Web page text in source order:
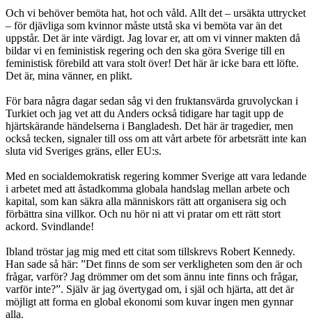
Och vi behöver bemöta hat, hot och våld. Allt det – ursäkta uttrycket
– för djävliga som kvinnor måste utstå ska vi bemöta var än det
uppstår. Det är inte värdigt. Jag lovar er, att om vi vinner makten då
bildar vi en feministisk regering och den ska göra Sverige till en
feministisk förebild att vara stolt över! Det här är icke bara ett löfte.
Det är, mina vänner, en plikt.
För bara några dagar sedan såg vi den fruktansvärda gruvolyckan i
Turkiet och jag vet att du Anders också tidigare har tagit upp de
hjärtskärande händelserna i Bangladesh. Det här är tragedier, men
också tecken, signaler till oss om att vårt arbete för arbetsrätt inte kan
sluta vid Sveriges gräns, eller EU:s.
Med en socialdemokratisk regering kommer Sverige att vara ledande
i arbetet med att åstadkomma globala handslag mellan arbete och
kapital, som kan säkra alla människors rätt att organisera sig och
förbättra sina villkor. Och nu hör ni att vi pratar om ett rätt stort
ackord. Svindlande!
Ibland tröstar jag mig med ett citat som tillskrevs Robert Kennedy.
Han sade så här: ”Det finns de som ser verkligheten som den är och
frågar, varför? Jag drömmer om det som ännu inte finns och frågar,
varför inte?”. Själv är jag övertygad om, i själ och hjärta, att det är
möjligt att forma en global ekonomi som kuvar ingen men gynnar
alla.